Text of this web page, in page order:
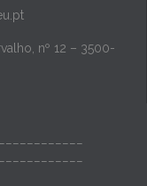
nº 12 – 3500-